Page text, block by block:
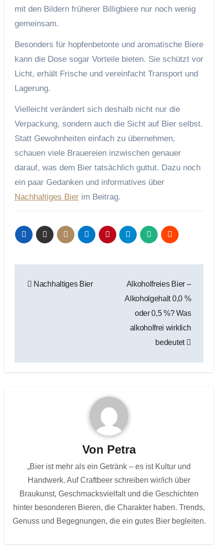
mit den Bildern früherer Billigbiere nur noch wenig
gemeinsam.
Besonders für hopfenbetonte und aromatische Biere
kann die Dose sogar Vorteile bieten. Sie schützt vor
Licht, erhält Frische und vereinfacht Transport und
Lagerung.
Vielleicht verändert sich deshalb nicht nur die
Verpackung, sondern auch die Sicht auf Bier selbst.
Statt Gewohnheiten einfach zu übernehmen,
schauen viele Brauereien inzwischen genauer
darauf, was dem Bier tatsächlich guttut. Dazu noch
ein paar Gedanken und informatives über
Nachhaltiges Bierim Beitrag.
Nachhaltiges Bier
Alkoholfreies Bier –
Alkoholgehalt 0,0 %
oder 0,5 %? Was
alkoholfrei wirklich
bedeutet
Von Petra
„Bier ist mehr als ein Getränk – es ist Kultur und
Handwerk. Auf Craftbeer schreiben wir/ich über
Braukunst, Geschmacksvielfalt und die Geschichten
hinter besonderen Bieren, die Charakter haben. Trends,
Genuss und Begegnungen, die ein gutes Bier begleiten.